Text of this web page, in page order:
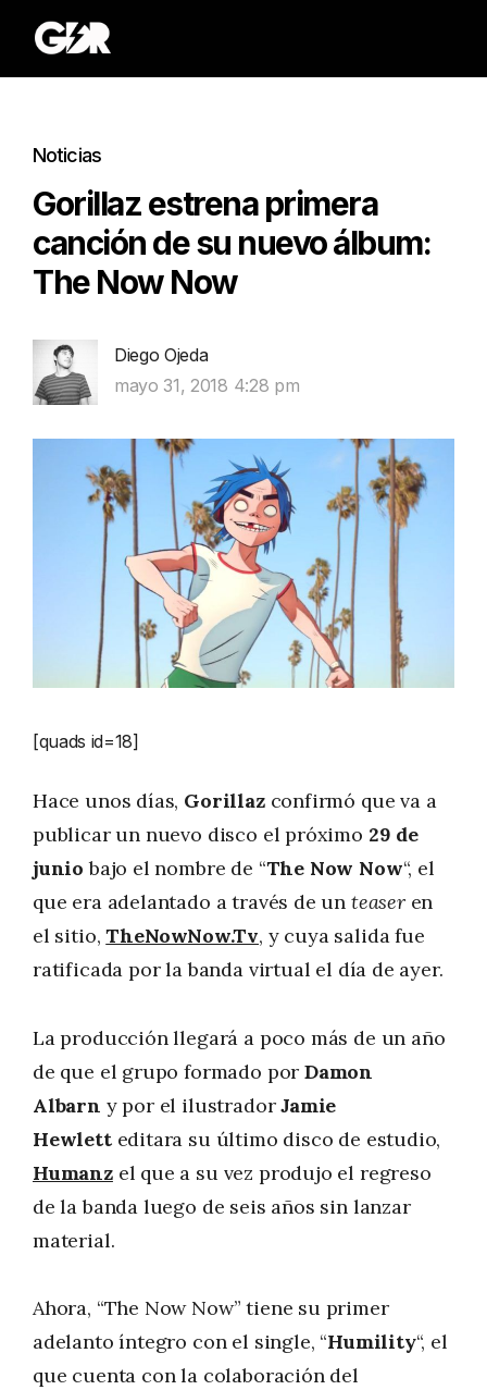
Noticias
Gorillaz estrena primera
canción de su nuevo álbum:
The Now Now
Diego Ojeda
mayo 31, 2018 4:28 pm
[quads id=18]
Hace unos días, Gorillazconfirmó que va a
publicar un nuevo disco el próximo 29 de
junio bajo el nombre de “The Now Now“, el
que era adelantado a través de un teaseren
el sitio,TheNowNow.Tv, y cuya salida fue
ratificada por la banda virtual el día de ayer.
La producción llegará a poco más de un año
de que el grupo formado por Damon
Albarn y por el ilustradorJamie
Hewlett editara su último disco de estudio,
Humanzel que a su vez produjo el regreso
de la banda luego de seis años sin lanzar
material.
Ahora, “The Now Now” tiene su primer
adelanto íntegro con el single, “Humility“, el
que cuenta con la colaboración del